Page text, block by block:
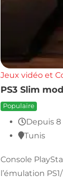
Jeux vidéo et
PS3 Slim
Populaire
Depuis 8
Tunis
Console
l’émulation